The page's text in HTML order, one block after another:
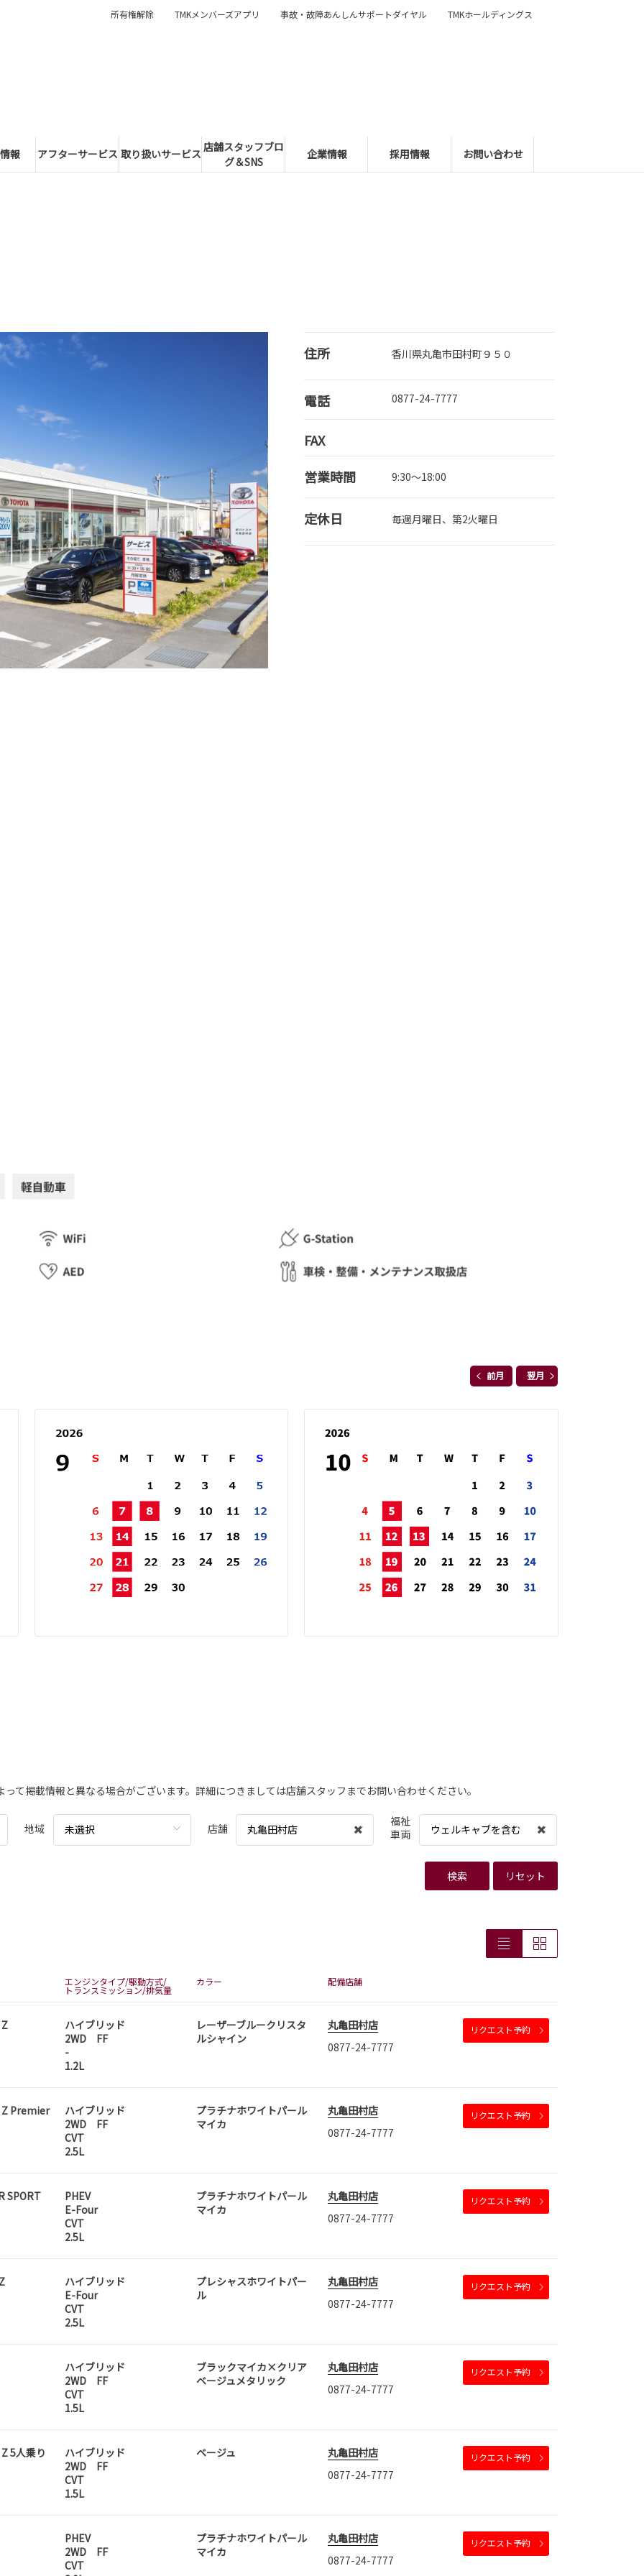
報 アフターサービス 取り扱いサービス 店舗スタッフブロ
グ＆SNS
企業情報 採用情報 お問い合わせ
所有権解除 TMKメンバーズアプリ 事故・故障あんしんサポートダイヤル TMKホールディングス
住所 香川県丸亀市田村町９５０
電話 0877-24-7777
FAX
営業時間
9:30～18:00
定休日 毎週月曜日、第2火曜日
前月 翌月
て掲載情報と異なる場合がございます。詳細につきましては店舗スタッフまでお問い合わせください。
地域 未選択 店舗 丸亀田村店
福祉
車両
ウェルキャブを含む
検索 リセット
エンジンタイプ/駆動方式/
トランスミッション/排気量
カラー 配備店舗
ハイブリッド
2WD FF
-
1.2L
レーザーブルークリスタ
ルシャイン
丸亀田村店
0877-24-7777
リクエスト予約
Z Premier
ハイブリッド
2WD FF
CVT
2.5L
プラチナホワイトパール
マイカ
丸亀田村店
0877-24-7777
リクエスト予約
SPORT
PHEV
E-Four
CVT
2.5L
プラチナホワイトパール
マイカ
丸亀田村店
0877-24-7777
リクエスト予約
ハイブリッド
E-Four
CVT
2.5L
プレシャスホワイトパー
ル
丸亀田村店
0877-24-7777
リクエスト予約
ハイブリッド
2WD FF
CVT
1.5L
ブラックマイカ×クリア
ベージュメタリック
丸亀田村店
0877-24-7777
リクエスト予約
5人乗り
ハイブリッド
2WD FF
CVT
1.5L
ベージュ
丸亀田村店
0877-24-7777
リクエスト予約
PHEV
2WD FF
CVT
プラチナホワイトパール
マイカ
丸亀田村店
0877-24-7777
リクエスト予約